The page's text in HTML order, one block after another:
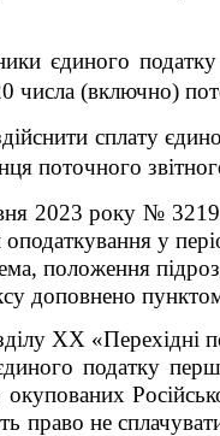
єдиного
числа (включно)
сплату
поточного
2023 року №
у
положення
доповнено
ХХ
податку
право не